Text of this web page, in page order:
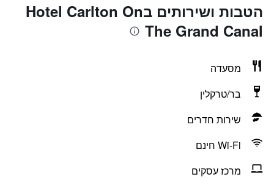
הטבות ושירותים בHotel Carlton On
The Grand Canal
מסעדה
בר/טרקלין
שירות חדרים
Wi-Fi חינם
מרכז עסקים